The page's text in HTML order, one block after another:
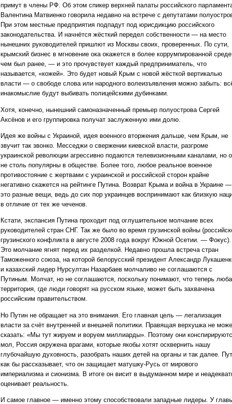
примут в члены РФ. Об этом спикер верхней палаты российского
Валентина Матвиенко говорила недавно на встрече с депутатами
При этом местные предприятия подпадут под юрисдикцию российского
законодательства. И начнётся жёсткий передел собственности — на место
нынешних руководителей пришлют из Москвы своих, проверенных. По сути,
крымский бизнес в мгновение ока окажется в более коррумпированной
чем был ранее, — и это прочувствует каждый предприниматель, что
называется, «кожей». Это будет новый Крым с новой жёсткой вертикалью
власти — о свободе слова или народного волеизъявления можно забыть:
инакомыслие будут выбивать полицейскими дубинками.
Хотя, конечно, нынешний самоназначенный премьер полуострова Сергей
Аксёнов и его группировка получат заслуженную ими долю.
Идея же войны с Украиной, идея военного вторжения дальше, чем Крым, не
звучит так звонко. Месседжи о свержении киевской власти, разгроме
украинской революции агрессивно подаются телевизионными каналами, но
не столь популярны в обществе. Более того, любое реальное военное
противостояние с жертвами с украинской и российской сторон крайне
негативно скажется на рейтинге Путина. Возврат Крыма и война в Украине —
это разные вещи, ведь до сих пор украинцев воспринимают как близкую
в отличие от тех же чеченов.
Кстати, экспансия Путина проходит под оглушительное молчание всех
руководителей стран СНГ. Так же было во время грузинской войны
грузинского конфликта в августе 2008 года вокруг Южной Осетии. — Фокус).
Это молчание ягнят перед их разделкой. Недавно прошла встреча стран
Таможенного союза, на которой белорусский президент Александр
и казахский лидер Нурсултан Назарбаев молчаливо не соглашаются с
Путиным. Молчат, но не соглашаются, поскольку понимают, что теперь
территория, где люди говорят на русском языке, может быть захвачена
российским правительством.
Но Путин не обращает на это внимания. Его главная цель — легализация
власти за счёт внутренней и внешней политики. Правящая верхушка не
сказать: «Мы тут жируем и воруем миллиарды». Поэтому они
мол, Россия окружена врагами, которые якобы хотят осквернить нашу
глубочайшую духовность, разобрать наших детей на органы и так далее.
как бы рассказывает, что он защищает матушку-Русь от мирового
империализма и сионизма. В итоге он висит в выдуманном мире и
оценивает реальность.
И самое главное — именно этому способствовали западные лидеры. У